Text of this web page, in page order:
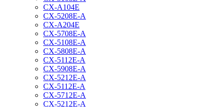
CX-A104E
CX-5208E-A
CX-A204E
CX-5708E-A
CX-5108E-A
CX-5808E-A
CX-5112E-A
CX-5908E-A
CX-5212E-A
CX-5112E-A
CX-5712E-A
CX-5212E-A